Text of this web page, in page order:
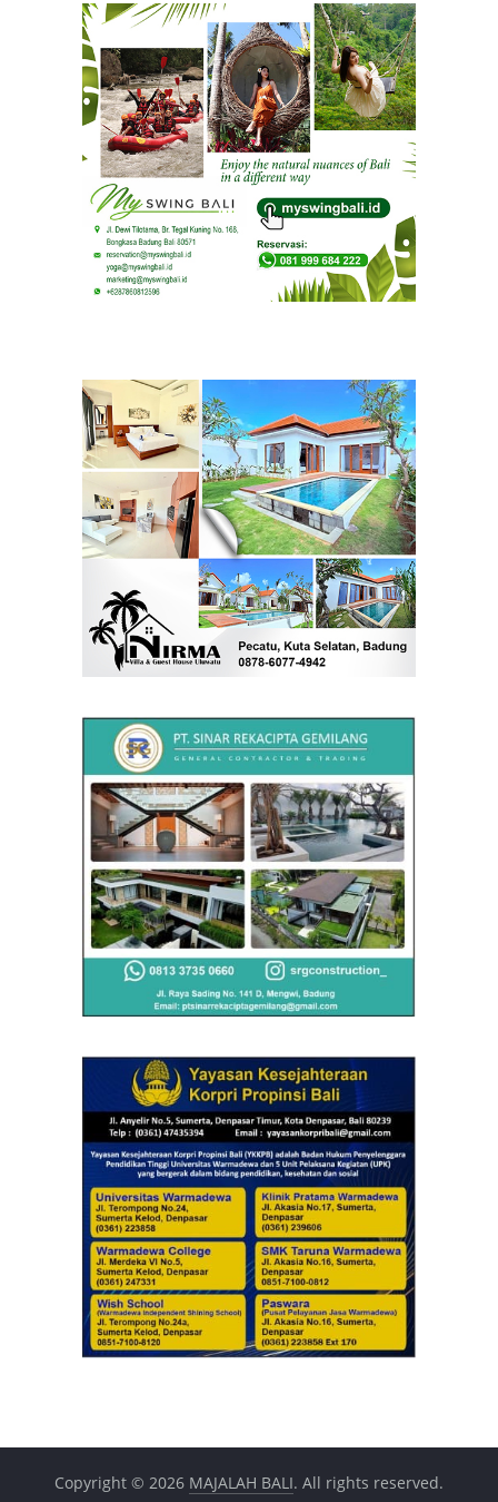
Copyright © 2026 MAJALAH BALI. All rights reserved.